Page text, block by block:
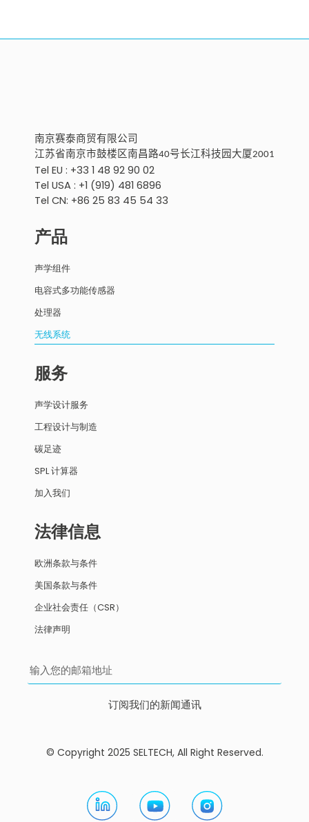
南京赛泰商贸有限公司
江苏省南京市鼓楼区南昌路40号长江科技园大厦2001
Tel EU : +33 1 48 92 90 02
Tel USA : +1 (919) 481 6896
Tel CN: +86 25 83 45 54 33
产品
声学组件
电容式多功能传感器
处理器
无线系统
服务
声学设计服务
工程设计与制造
碳足迹
SPL 计算器
加入我们
法律信息
欧洲条款与条件
美国条款与条件
企业社会责任（CSR）
法律声明
订阅我们的新闻通讯
© Copyright 2025 SELTECH, All Right Reserved.